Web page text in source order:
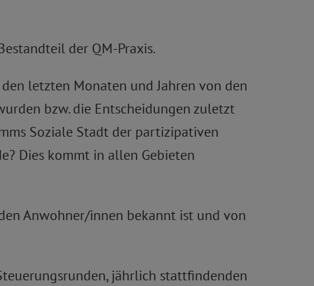
der QM-Praxis.
letzten Monaten und Jahren von den
bzw. die Entscheidungen zuletzt
Soziale Stadt der partizipativen
Dies kommt in allen Gebieten
Anwohner/innen bekannt ist und von
jährlich stattfindenden